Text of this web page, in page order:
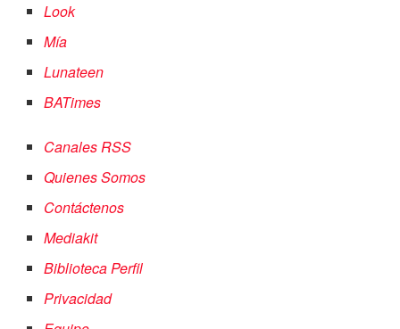
Look
Mía
Lunateen
BATimes
Canales RSS
Quienes Somos
Contáctenos
Mediakit
Biblioteca Perfil
Privacidad